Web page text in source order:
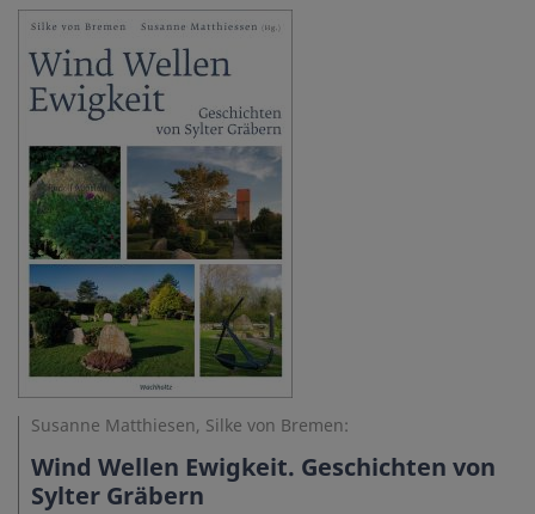
Susanne Matthiesen, Silke von Bremen:
Wind Wellen Ewigkeit. Geschichten von
Sylter Gräbern